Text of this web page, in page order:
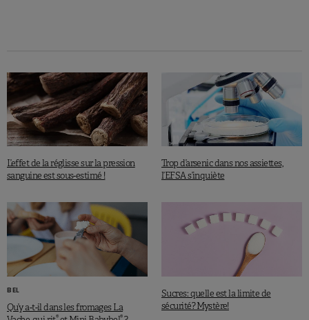
L’effet de la réglisse sur la pression
sanguine est sous-estimé !
Trop d’arsenic dans nos assiettes,
l’EFSA s’inquiète
BEL
Qu’y a-t-il dans les fromages La
® ®
Sucres: quelle est la limite de
sécurité? Mystère!